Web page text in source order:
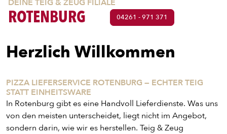
DEINE TEIG & ZEUG FILIALE
ROTENBURG 04261 - 971 371
Herzlich Willkommen
PIZZA LIEFERSERVICE ROTENBURG — ECHTER TEIG
STATT EINHEITSWARE
In Rotenburg gibt es eine Handvoll Lieferdienste. Was uns
von den meisten unterscheidet, liegt nicht im Angebot,
sondern darin, wie wir es herstellen. Teig & Zeug